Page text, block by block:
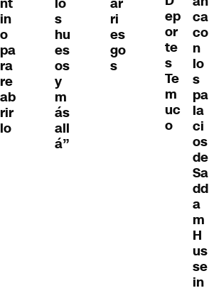
in
o
pa
ra
re
ab
rir
lo
s
hu
es
os
y
m
ás
all
á”
ri
es
go
s
ep
or
te
s
Te
m
uc
o
ca
co
n
lo
s
pa
la
ci
os
de
Sa
dd
a
m
H
us
se
in